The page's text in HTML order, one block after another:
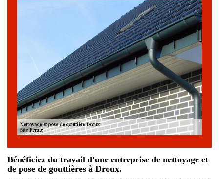
Bénéficiez du travail d'une entreprise de nettoyage et
de pose de gouttières à Droux.